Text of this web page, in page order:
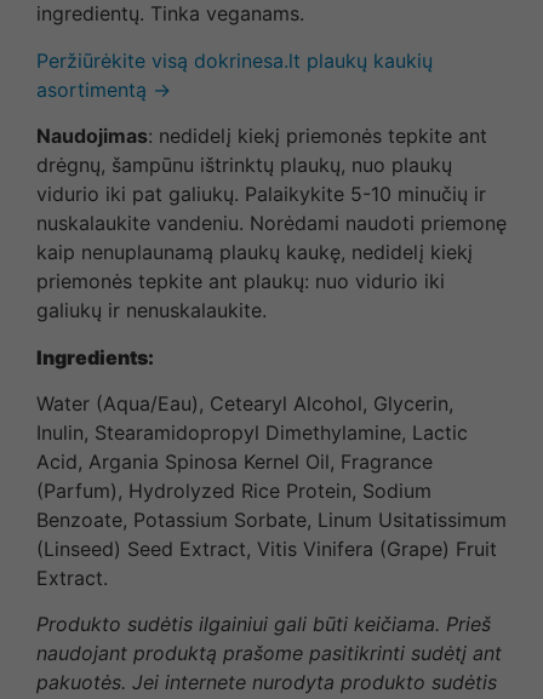
ingredientų. Tinka veganams.
Peržiūrėkite visą dokrinesa.lt plaukų kaukių
asortimentą →
Naudojimas: nedidelį kiekį priemonės tepkite ant
drėgnų, šampūnu ištrinktų plaukų, nuo plaukų
vidurio iki pat galiukų. Palaikykite 5-10 minučių ir
nuskalaukite vandeniu. Norėdami naudoti priemonę
kaip nenuplaunamą plaukų kaukę, nedidelį kiekį
priemonės tepkite ant plaukų: nuo vidurio iki
galiukų ir nenuskalaukite.
Ingredients:
Water (Aqua/Eau), Cetearyl Alcohol, Glycerin,
Inulin, Stearamidopropyl Dimethylamine, Lactic
Acid, Argania Spinosa Kernel Oil, Fragrance
(Parfum), Hydrolyzed Rice Protein, Sodium
Benzoate, Potassium Sorbate, Linum Usitatissimum
(Linseed) Seed Extract, Vitis Vinifera (Grape) Fruit
Extract.
Produkto sudėtis ilgainiui gali būti keičiama. Prieš
naudojant produktą prašome pasitikrinti sudėtį ant
pakuotės. Jei internete nurodyta produkto sudėtis